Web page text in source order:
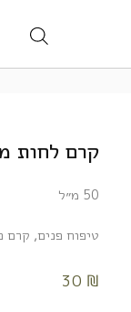
קרם לחות
50 מ״ל
טיפוח פנים, קרם
30 ₪